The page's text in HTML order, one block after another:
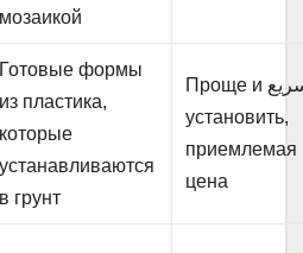
мозаикой
Готовые формы
из пластика,
которые
устанавливаются
в грунт
Проще и سریعее
установить,
приемлемая
цена